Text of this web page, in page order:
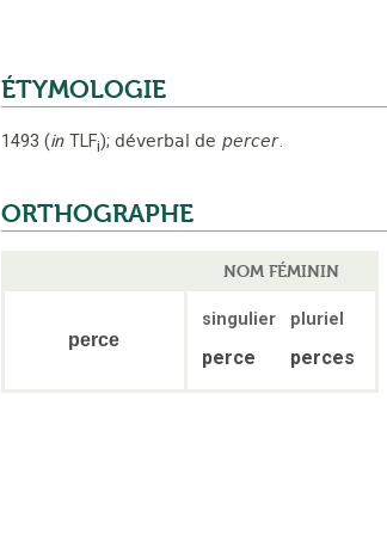
ÉTYMOLOGIE
1493 (in TLFi); déverbal de percer.
ORTHOGRAPHE
NOM FÉMININ
perce
singulier pluriel
perce perces